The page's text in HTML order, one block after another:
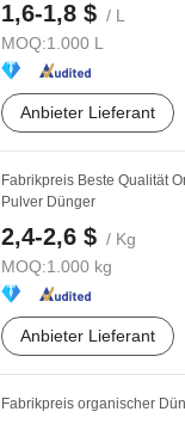
1,6-1,8 $ / L
MOQ:1.000 L
Anbieter Lieferant
Fabrikpreis Beste Qualität
Pulver Dünger
2,4-2,6 $ / Kg
MOQ:1.000 kg
Anbieter Lieferant
Fabrikpreis organischer